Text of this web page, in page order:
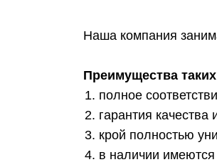
Наша компания
Преимущества
полное
гарантия качества
крой полностью
в наличии